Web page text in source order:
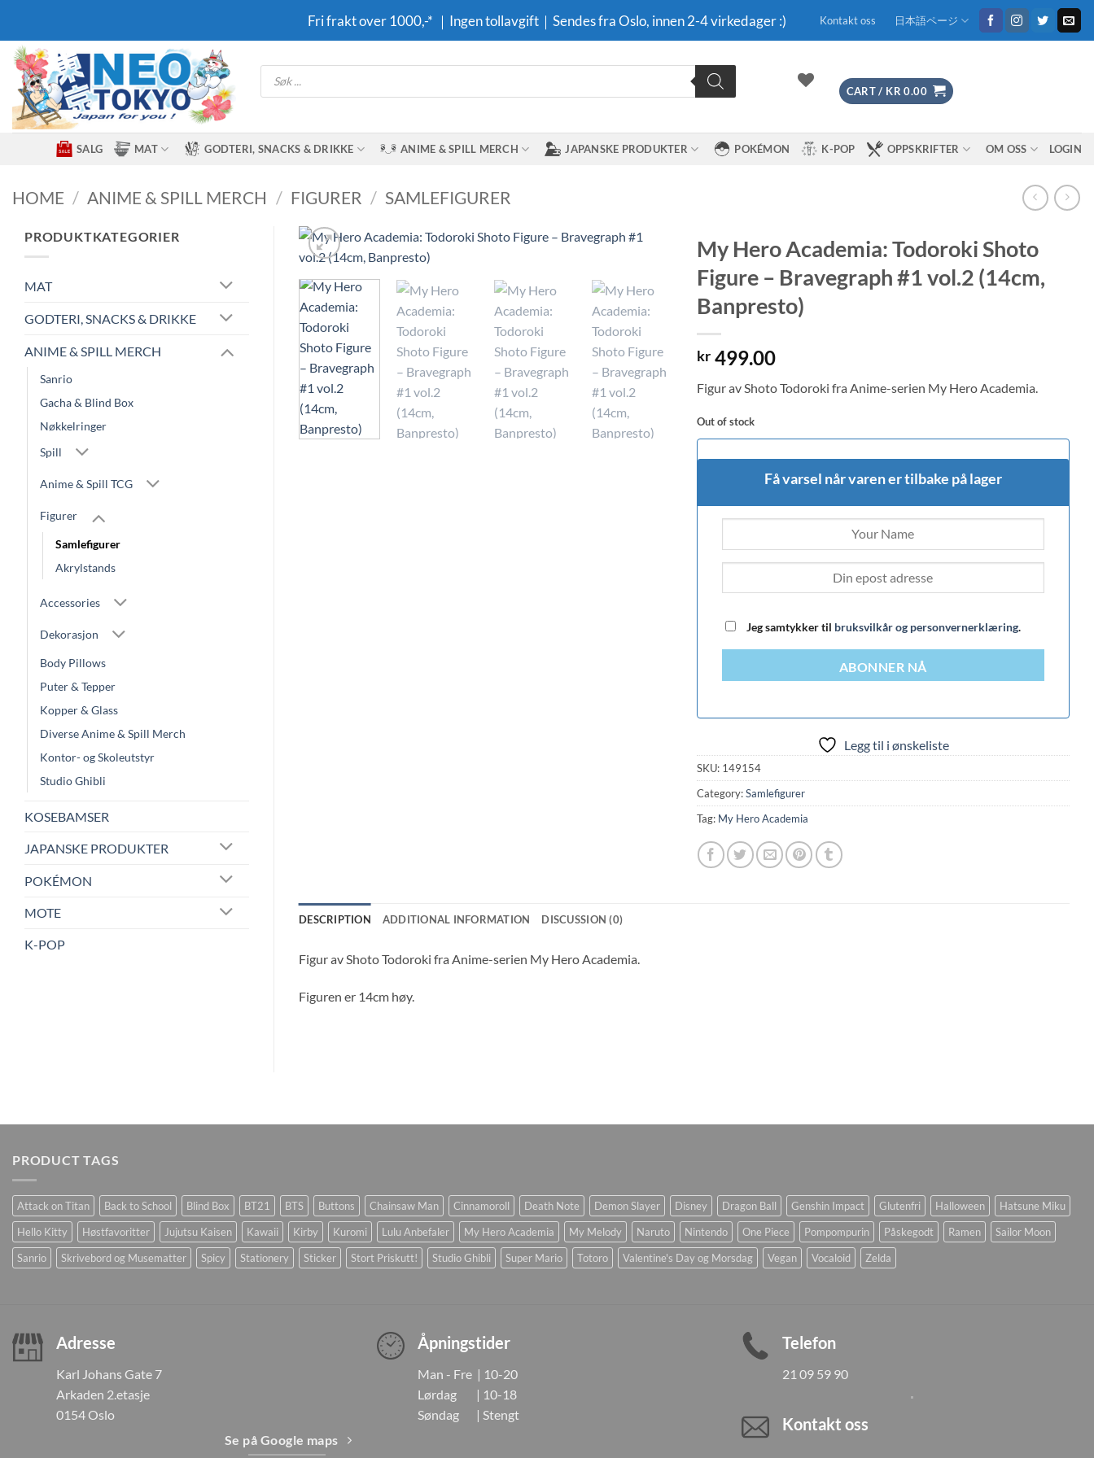
content
Fri frakt over 1000,-* ｜Ingen tollavgift｜Sendes fra Oslo, innen 2-4 virkedager :) Kontakt oss 日本語ページ
Products
search
CART / KR 0.00
SALG MAT GODTERI, SNACKS & DRIKKE ANIME & SPILL MERCH JAPANSKE PRODUKTER POKÉMON K-POP OPPSKRIFTER OM OSS LOGIN
HOME / ANIME & SPILL MERCH / FIGURER / SAMLEFIGURER
PRODUKTKATEGORIER
MAT
GODTERI, SNACKS & DRIKKE
ANIME & SPILL MERCH
Sanrio
Gacha & Blind Box
Nøkkelringer
Spill
Anime & Spill TCG
Figurer
Samlefigurer
Akrylstands
Accessories
Dekorasjon
Body Pillows
Puter & Tepper
Kopper & Glass
Diverse Anime & Spill Merch
Kontor- og Skoleutstyr
Studio Ghibli
KOSEBAMSER
JAPANSKE PRODUKTER
POKÉMON
MOTE
K-POP
ønskeliste
My Hero Academia: Todoroki Shoto
Figure – Bravegraph #1 vol.2 (14cm,
Banpresto)
kr499.00
Figur av Shoto Todoroki fra Anime-serien My Hero Academia.
Out of stock
Få varsel når varen er tilbake på lager
Jeg samtykker til bruksvilkår og personvernerklæring.
ABONNER NÅ
Legg til i ønskeliste
SKU: 149154
Category:Samlefigurer
Tag: My Hero Academia
DESCRIPTION ADDITIONAL INFORMATION DISCUSSION (0)
Figur av Shoto Todoroki fra Anime-serien My Hero Academia.
Figuren er 14cm høy.
PRODUCT TAGS
Attack on Titan Back to School Blind Box BT21 BTS Buttons Chainsaw Man Cinnamoroll Death Note Demon Slayer Disney Dragon Ball Genshin Impact Glutenfri Halloween
Hatsune Miku
Hello Kitty
Høstfavoritter Jujutsu Kaisen Kawaii Kirby Kuromi Lulu Anbefaler My Hero Academia My Melody Naruto Nintendo One Piece Pompompurin Påskegodt Ramen
Sailor Moon
Sanrio
Skrivebord og Musematter Spicy Stationery Sticker Stort Priskutt! Studio Ghibli Super Mario Totoro Valentine's Day og Morsdag Vegan Vocaloid Zelda
Adresse
Karl Johans Gate 7
Arkaden 2.etasje
0154 Oslo
Se på Google maps
Åpningstider
Man - Fre | 10-20
Lørdag | 10-18
Søndag | Stengt
Telefon
21 09 59 90
Kontakt oss